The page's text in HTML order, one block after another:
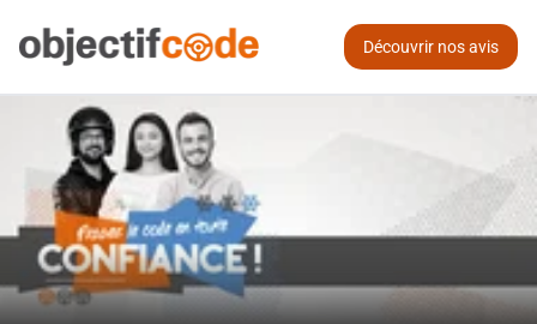
Découvrir nos avis